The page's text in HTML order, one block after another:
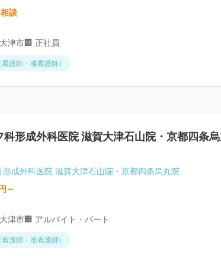
談
津市🏢 正社員
護師・准看護師）
科形成外科医院 滋賀大津石山院・京都四条
形成外科医院 滋賀大津石山院・京都四条烏丸院
～
津市🏢 アルバイト・パート
護師・准看護師）